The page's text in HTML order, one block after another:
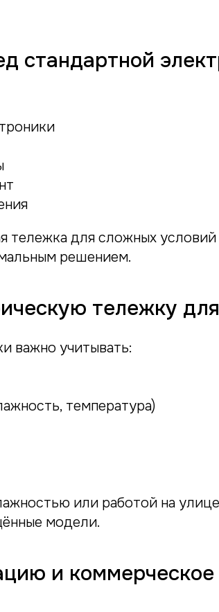
стандартной
тележка для сложных
решением.
тележку
важно учитывать:
температура)
или работой на
модели.
и коммерческое